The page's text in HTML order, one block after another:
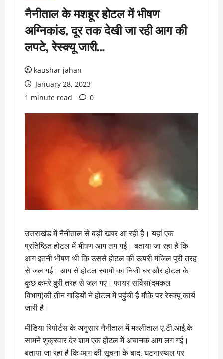
नैनीताल के मशहूर होटल में भीषण
अग्निकांड, दूर तक देखी जा रही आग की
लपटे, रेस्क्यू जारी…
kaushar jahan
January 28, 2023
1 minute read
0
उत्तराखंड में नैनीताल से बड़ी खबर आ रही है। यहां एक
प्रतिष्ठित होटल में भीषण आग लग गई। बताया जा रहा है कि
आग इतनी भीषण थी कि उससे होटल की ऊपरी मंजिल पूरी तरह
से जल गई। आग से होटल स्वामी का निजी घर और होटल के
कुछ कमरे बुरी तरह से जल गए। फायर सर्विस(दमकल
विभाग)की तीन गाड़ियों ने होटल में पहुंची है मौके पर रेस्क्यू कार्य
जारी है।
मीडिया रिपोर्टस के अनुसार नैनीताल में मल्लीताल ए.टी.आई.के
सामने शुक्रवार देर शाम एक होटल में अचानक आग लग गई।
बताया जा रहा है कि आग की सूचना के बाद, घटनास्थल पर